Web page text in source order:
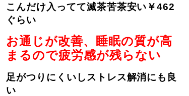
こんだけ入ってて滅茶苦茶安い￥462
ぐらい
お通じが改善、睡眠の質が高
まるので疲労感が残らない
足がつりにくいしストレス解消にも良
い